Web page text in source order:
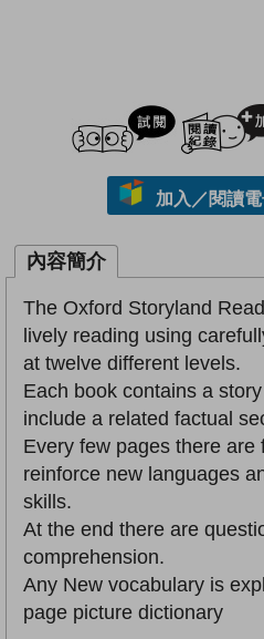
試閲
加入／閱讀
內容簡介
The Oxford Storyland
lively reading using
at twelve different levels.
Each book contains a
include a related factual
Every few pages there are
reinforce new languages
skills.
At the end there are
comprehension.
Any New vocabulary is
page picture dictionary